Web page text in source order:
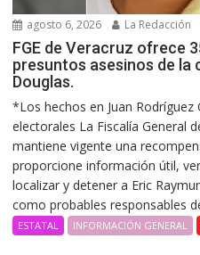
agosto 6, 2026 La Redacción
FGE de Veracruz ofrece
presuntos asesinos de la
Douglas.
*Los hechos en Juan Rodríguez
electorales La Fiscalía General
mantiene vigente una
proporcione información útil,
localizar y detener a Eric
como probables responsables
ESTATAL INFORMACIÓN GENERAL